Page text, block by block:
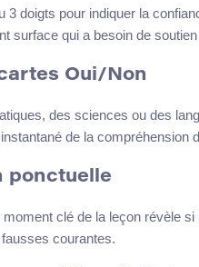
doigts pour indiquer la
surface qui a besoin de
Oui/Non
des sciences ou des
de la compréhension
ponctuelle
clé de la leçon révèle
courantes.